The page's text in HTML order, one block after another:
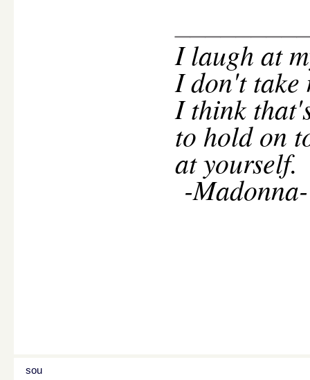
Ilaugh at
I don't take
I think
to hold on
at yourself.
-Madonna-
sou